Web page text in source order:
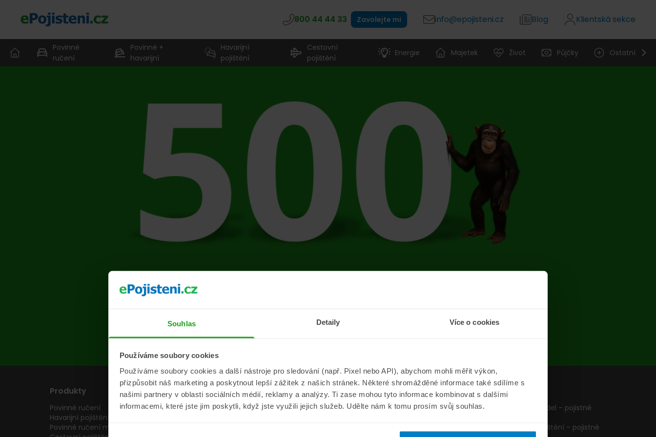
Souhlas Detaily Více o cookies
Používáme soubory cookies
Používáme soubory cookies a další nástroje pro sledování (např. Pixel nebo API), abychom mohli měřit výkon,
přizpůsobit náš marketing a poskytnout lepší zážitek z našich stránek. Některé shromážděné informace také sdílíme s
našimi partnery v oblasti sociálních médií, reklamy a analýzy. Ti zase mohou tyto informace kombinovat s dalšími
informacemi, které jste jim poskytli, když jste využili jejich služeb. Udělte nám k tomu prosím svůj souhlas.
800 44 44 33 Zavolejte mi info@epojisteni.cz Blog Klientská sekce
Povinné
ručení
Povinné +
havarijní
Havarijní
pojištění
Cestovní
pojištění
Energie Majetek Život Půjčky Ostatní
Na stránce se vyskytla chyba
Přejít na úvodní stránku
Produkty
Povinné ručení
Havarijní pojištění
Povinné ručení motocyklu
Pojišťovny
Pojišťovny
Informace
Aktuality
ePojisteni.cz
O nás
Formuláře
Pojištění vozidel – pojistné
Cestovní pojištění – pojistné